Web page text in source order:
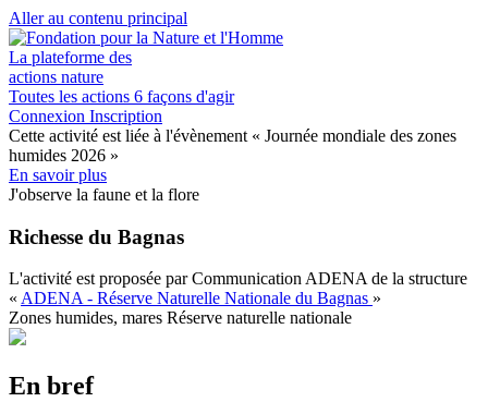
Aller au contenu principal
La plateforme des
actions nature
Toutes les actions 6 façons d'agir
Connexion Inscription
Cette activité est liée à l'évènement « Journée mondiale des zones
humides 2026 »
En savoir plus
J'observe la faune et la flore
Richesse du Bagnas
L'activité est proposée parCommunication ADENAde la structure
« ADENA - Réserve Naturelle Nationale du Bagnas »
Zones humides, mares Réserve naturelle nationale
En bref